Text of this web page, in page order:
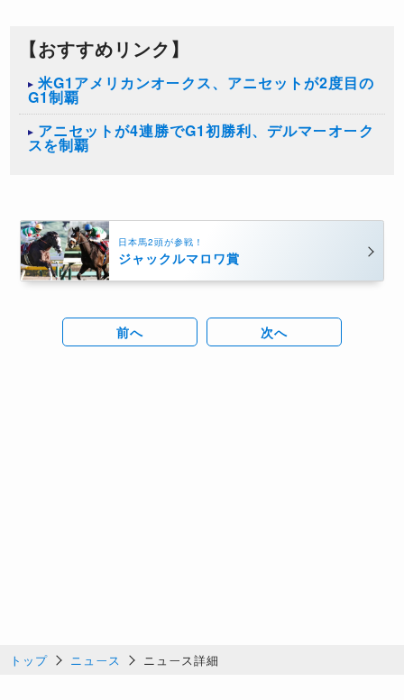
【おすすめリンク】
米G1アメリカンオークス、アニセットが2度目の
G1制覇
アニセットが4連勝でG1初勝利、デルマーオーク
スを制覇
日本馬2頭が参戦！
ジャックルマロワ賞
前へ 次へ
トップ ニュース ニュース詳細